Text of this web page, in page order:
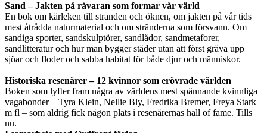
Sand – Jakten på råvaran som formar vår värld
En bok om kärleken till stranden och öknen, om jakten på vår tids
mest åtrådda naturmaterial och om stränderna som försvann. Om
sandiga sporter, sandskulptörer, sandlådor, sandmetaforer,
sandlitteratur och hur man bygger städer utan att först gräva upp
sjöar och floder och sabba habitat för både djur och människor.
Historiska resenärer – 12 kvinnor som erövrade världen
Boken som lyfter fram några av världens mest spännande kvinnliga
vagabonder – Tyra Klein, Nellie Bly, Fredrika Bremer, Freya Stark
m fl – som aldrig fick någon plats i resenärernas hall of fame. Tills
nu.